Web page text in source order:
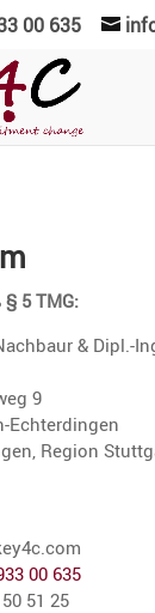
00 635
5 TMG:
& Dipl.-
9
Echter­dingen
Region
00 635
51 25